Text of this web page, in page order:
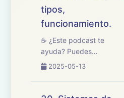
tipos,
funcionamiento.
☕ ¿Este podcast te
ayuda? Puedes
apoyarlo en
repasamos el tema 31
2025-05-13